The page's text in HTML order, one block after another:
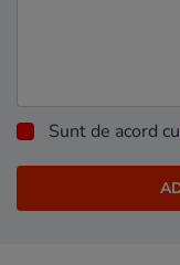
Sunt de acord cu